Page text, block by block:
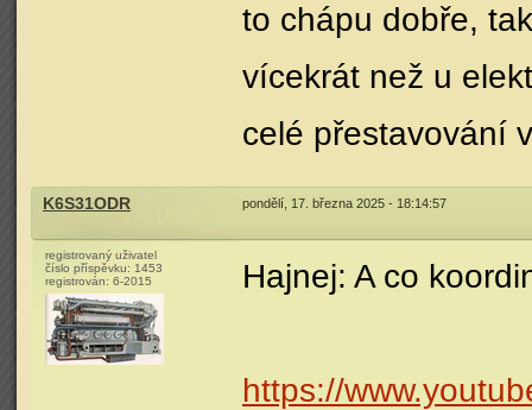
to chápu dobře,
vícekrát než u
celé přestavování
K6S31ODR pondělí, 17. března 2025 - 18:14:57
registrovaný uživatel
číslo příspěvku: 1453
registrován: 6-2015 Hajnej: A co
https://